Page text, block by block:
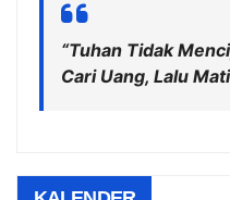
“Tuhan Tidak
Cari Uang, Lalu